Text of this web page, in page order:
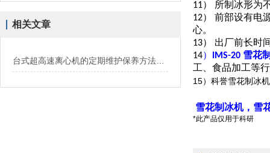
相关文章
11） 所制冰形为
12） 前部设有电
心。
13） 出厂前长时
14）
IMS-20 雪花
工、食品加工等
15）科誉雪花制冰
雪花制冰机，雪
*此产品仅用于科研